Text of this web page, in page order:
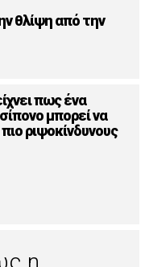
θλίψη από την
πως ένα
μπορεί να
ριψοκίνδυνους